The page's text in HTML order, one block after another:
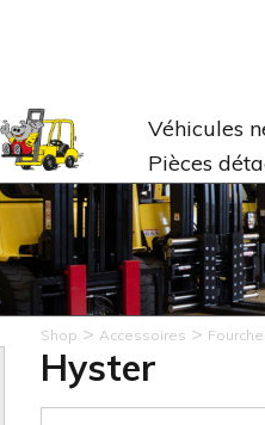
Véhicules
Pièces
Shop > Accessoires >
Hyster